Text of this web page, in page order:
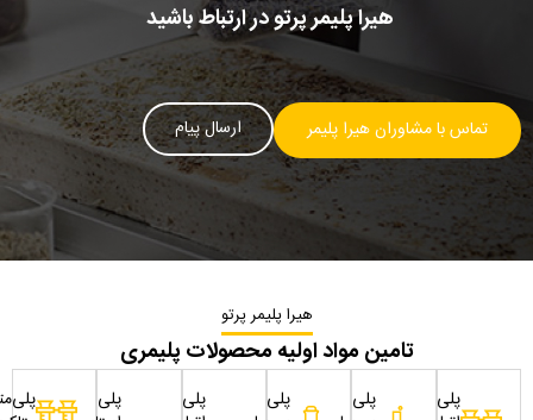
هیرا پلیمر پرتو در ارتباط باشید
تماس با مشاوران هیرا پلیمر ارسال پیام
هیرا پلیمر پرتو
تامین مواد اولیه محصولات پلیمری
پلی
پلی
پلی
پلی
پلی